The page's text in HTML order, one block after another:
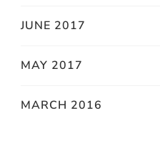
JUNE 2017
MAY 2017
MARCH 2016